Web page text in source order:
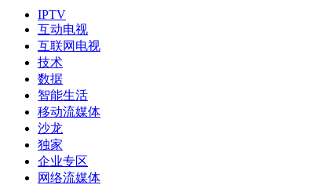
IPTV
互动电视
互联网电视
技术
数据
智能生活
移动流媒体
沙龙
独家
企业专区
网络流媒体